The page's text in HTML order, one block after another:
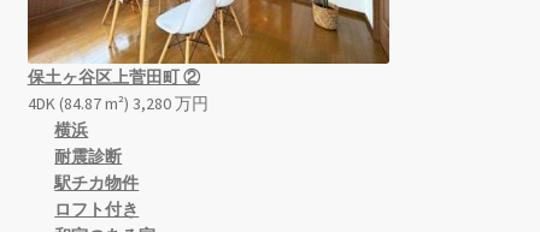
保土ヶ谷区上菅田町 ②
4DK (84.87 m²) 3,280万円
横浜
耐震診断
駅チカ物件
ロフト付き